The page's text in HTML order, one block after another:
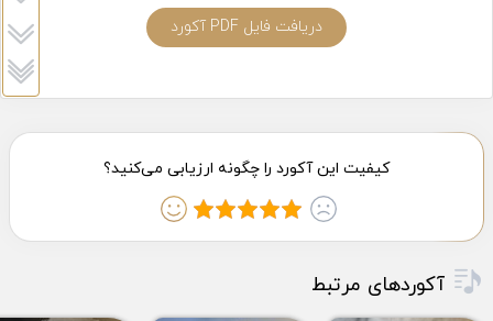
دریافت فایل PDF آکورد
آکوردهای مرتبط